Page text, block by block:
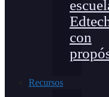
con
Recursos